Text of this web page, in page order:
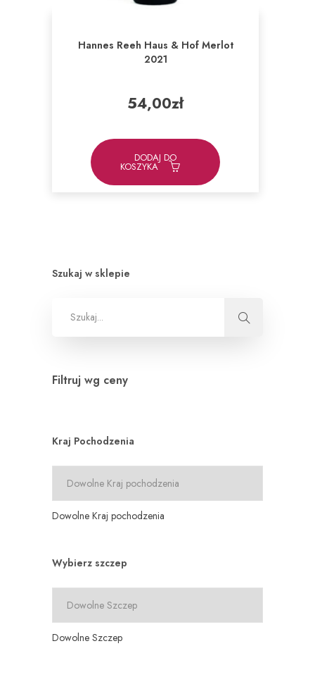
Hannes Reeh Haus & Hof Merlot
2021
54,00zł
DODAJ DO
KOSZYKA
Szukaj w sklepie
Filtruj wg ceny
Kraj Pochodzenia
Dowolne Kraj pochodzenia
Wybierz szczep
Dowolne Szczep